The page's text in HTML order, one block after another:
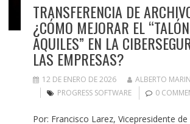
TRANSFERENCIA DE
¿CÓMO MEJORAR EL
AQUILES” EN LA
LAS EMPRESAS?
12 DE ENERO DE 2026
ALBERTO
PROGRESS SOFTWARE
0
Por: Francisco Larez, Vicepresidente